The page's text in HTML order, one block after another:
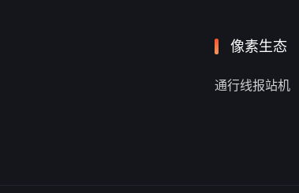
像素生态
通行线报站机